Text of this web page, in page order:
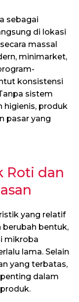
sebagai
di lokasi
massal
minimarket,
konsistensi
sistem
higienis, produk
pasar yang
Roti dan
yang relatif
berubah bentuk,
mikroba
lama. Selain
yang terbatas,
dalam